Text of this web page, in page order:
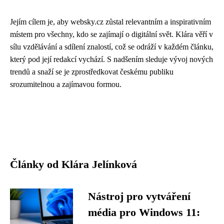
Jejím cílem je, aby websky.cz zůstal relevantním a inspirativním
místem pro všechny, kdo se zajímají o digitální svět. Klára věří v
sílu vzdělávání a sdílení znalostí, což se odráží v každém článku,
který pod její redakcí vychází. S nadšením sleduje vývoj nových
trendů a snaží se je zprostředkovat českému publiku
srozumitelnou a zajímavou formou.
Články od Klára Jelínková
Nástroj pro vytváření
média pro Windows 11: